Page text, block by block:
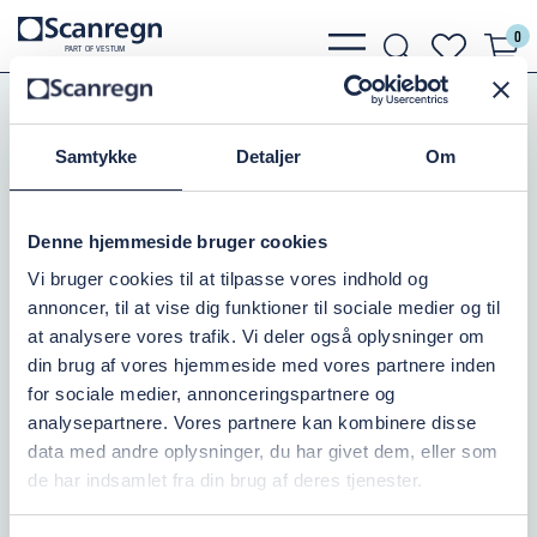
Samtykke Detaljer Om
Denne hjemmeside bruger cookies
Vi bruger cookies til at tilpasse vores indhold og
annoncer, til at vise dig funktioner til sociale medier og til
at analysere vores trafik. Vi deler også oplysninger om
din brug af vores hjemmeside med vores partnere inden
for sociale medier, annonceringspartnere og
analysepartnere. Vores partnere kan kombinere disse
data med andre oplysninger, du har givet dem, eller som
de har indsamlet fra din brug af deres tjenester.
PARTOF VESTUM
bars
light
search
light
heart 0
Pumper
Knivpumper
ZENIT GRG 550/2/G50H - 3X400V
Varenr.:
På lager: 10+
37.218,75 DKKinkl. moms
Læg i kurv